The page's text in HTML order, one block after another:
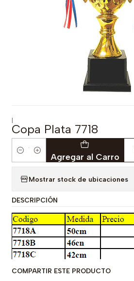
|
Copa Plata 7718
Cantidad Agregar al Carro
Mostrar stock de ubicaciones
DESCRIPCIÓN
COMPARTIR ESTE PRODUCTO